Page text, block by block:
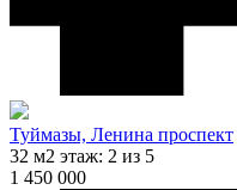
Туймазы, Ленина проспект
32 м2 этаж: 2 из 5
1 450 000